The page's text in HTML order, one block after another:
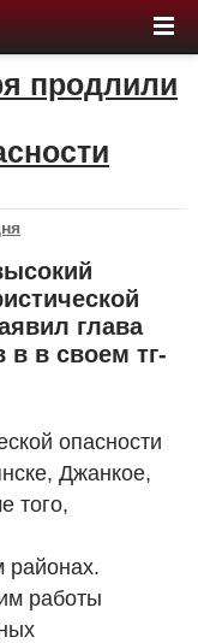
продлили
глава
в в своем тг-
опасности
Джанкое,
того,
районах.
работы